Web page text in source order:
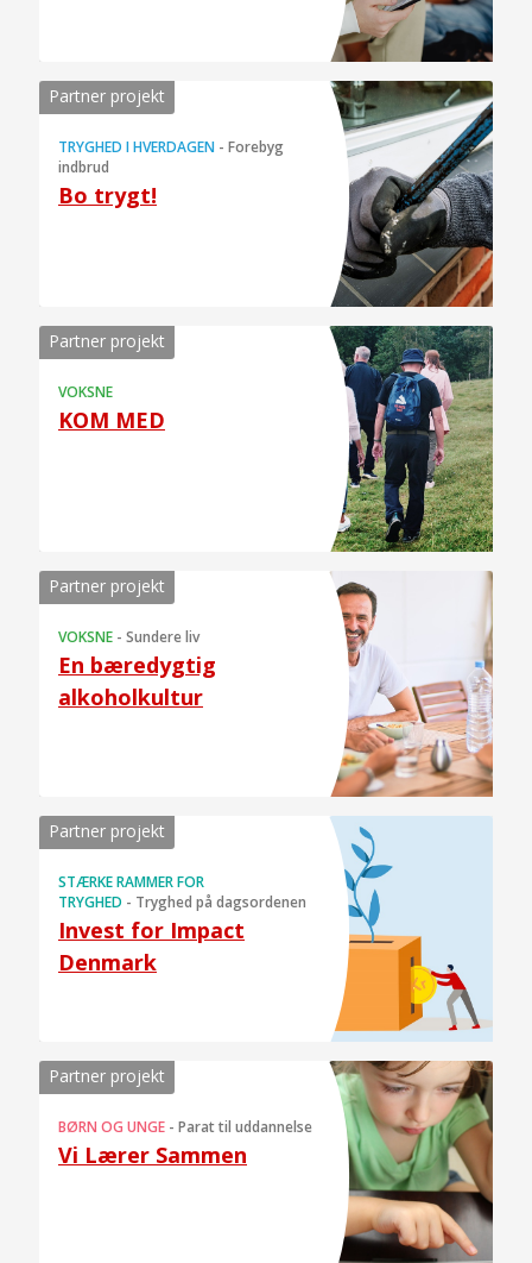
Partner projekt
TRYGHED I HVERDAGEN - Forebyg
indbrud
Bo trygt!
Partner projekt
VOKSNE
KOM MED
Partner projekt
VOKSNE - Sundere liv
En bæredygtig
alkoholkultur
Partner projekt
STÆRKE RAMMER FOR
TRYGHED - Tryghed på dagsordenen
Invest for Impact
Denmark
Partner projekt
BØRN OG UNGE - Parat til uddannelse
Vi Lærer Sammen